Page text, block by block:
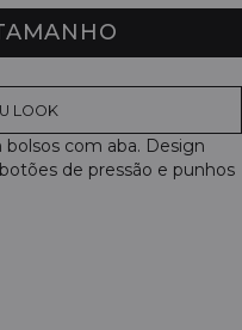
LOOK
com aba. Design
de pressão e punhos